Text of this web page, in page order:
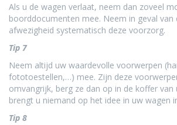
Als u de wagen verlaat, neem dan zoveel
boorddocumenten mee. Neem in geval van
afwezigheid systematisch deze voorzorg.
Tip 7
Neem altijd uw waardevolle voorwerpen
fototoestellen,…) mee. Zijn deze
omvangrijk, berg ze dan op in de koffer van
brengt u niemand op het idee in uw wagen
Tip 8